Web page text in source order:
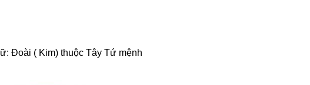
Đoài ( Kim) thuộc Tây Tứ mệnh